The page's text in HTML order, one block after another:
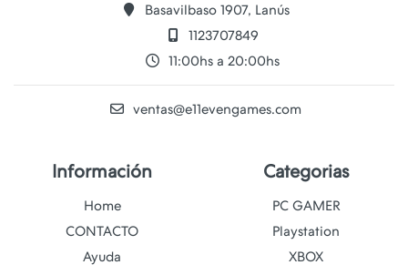
Basavilbaso 1907, Lanús
1123707849
11:00hs a 20:00hs
ventas@e11evengames.com
Información
Home
CONTACTO
Ayuda
Categorias
PC GAMER
Playstation
XBOX